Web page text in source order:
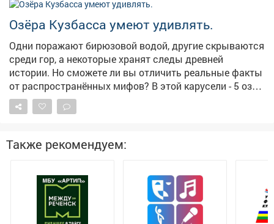
государственной тайны, – раскрыли в ведомстве. К
ответственности привлечены 31 физическое, 60
должностных и пять юридических лиц. Внесено 134
представления, из них 80 – об устранении причин и
условий, способствовавших совершению
административных правонарушений, и 54 – об
устранении причин и условий, способствующих
реализации угроз безопасности России. Кроме того,
объявлено официальное предостережение о
совершения преступления по ч. 1 ст. 283 УК РФ
"Разглашение государственной тайны". Поводом
сведений лицом, допущенным к государственной
Озёра Кузбасса умеют удивлять.
Одни поражают бирюзовой водой, другие скрываются
среди гор, а некоторые хранят следы древней
истории. Но сможете ли вы отличить реальные факты
от распространённых мифов? В этой карусели - 5 озёр
Кузбасса, интересные факты и несколько
неожиданных утверждений. 👉 Листайте и проверяйте,
Также рекомендуем: